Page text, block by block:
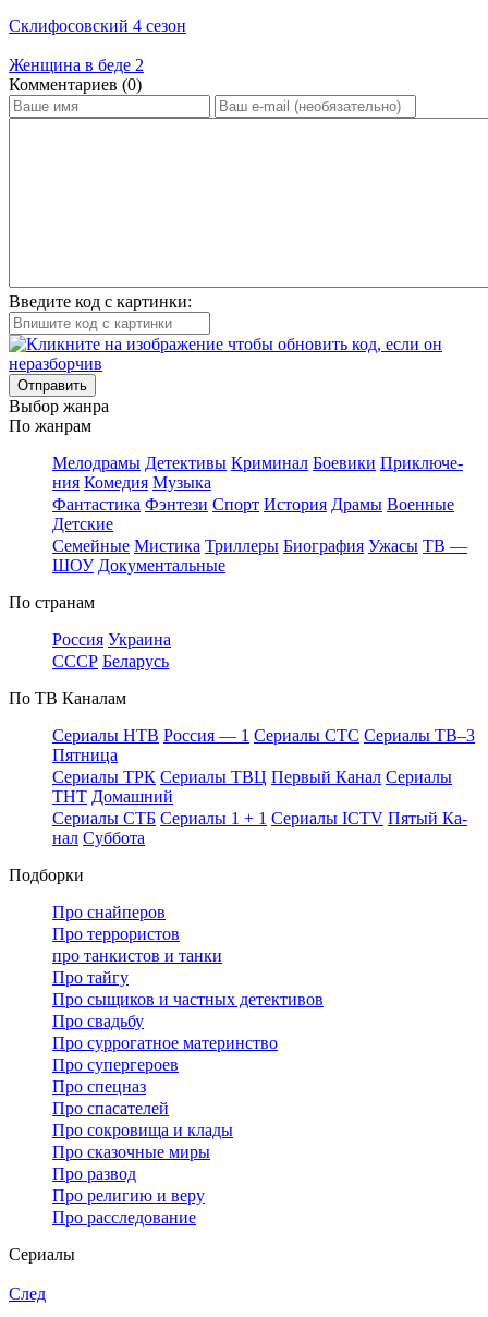
Склифосовский 4 сезон
Женщина в беде 2
Ком­мен­та­ри­ев (0)
Введите код с картинки:
Отправить
Вы­бор жан­ра
По жан­рам
Ме­ло­дра­мы Де­тек­ти­вы Кри­ми­нал Бое­ви­ки При­клю­че­
ния Ко­ме­дия Му­зы­ка
Фан­та­сти­ка Фэн­те­зи Спорт Ис­то­рия Дра­мы Во­ен­ные
Дет­ские
Се­мей­ные Мис­ти­ка Трил­ле­ры Био­гра­фия Ужа­сы ТВ —
ШОУ До­ку­мен­таль­ные
По стра­нам
Рос­сия Ук­раи­на
СССР Бе­ла­русь
По ТВ Ка­на­лам
Се­риа­лы НТВ Рос­сия — 1 Се­риа­лы СТС Се­риа­лы ТВ–3
Пят­ни­ца
Се­риа­лы ТРК Се­риа­лы ТВЦ Пер­вый Ка­нал Се­риа­лы
ТНТ До­маш­ний
Се­риа­лы СТБ Се­риа­лы 1 + 1 Се­риа­лы ICTV Пя­тый Ка­
нал Суб­бо­та
Подборки
Про снайперов
Про террористов
про танкистов и танки
Про тайгу
Про сыщиков и частных детективов
Про свадьбу
Про суррогатное материнство
Про супергероев
Про спецназ
Про спасателей
Про сокровища и клады
Про сказочные миры
Про развод
Про религию и веру
Про расследование
Се­риа­лы
След